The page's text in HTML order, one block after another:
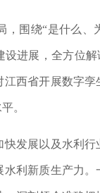
围绕“是什么、
进展，全方位
西省开展数字
。
发展以及水利行
利新质生产力